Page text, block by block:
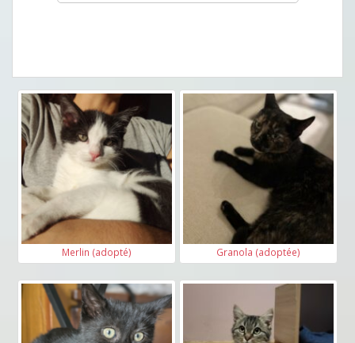
Merlin (adopté) Granola (adoptée)